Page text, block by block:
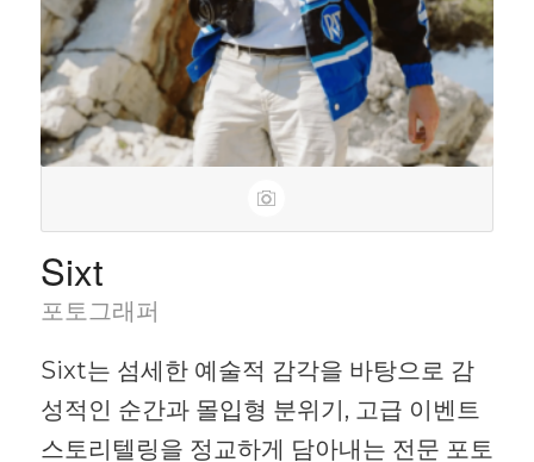
Sixt
포토그래퍼
Sixt는 섬세한 예술적 감각을 바탕으로 감
성적인 순간과 몰입형 분위기, 고급 이벤트
스토리텔링을 정교하게 담아내는 전문 포토